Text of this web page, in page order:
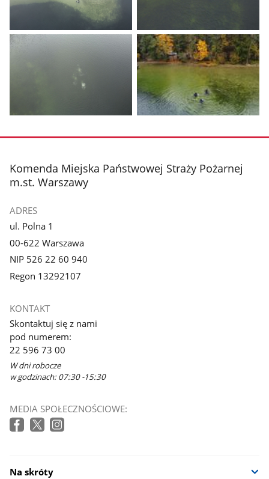
Pokaż
zdjęcie
Pokaż
zdjęcie
2
z
galerii.
zdjęcie
galerii.
zdjęcie
galerii.
stopka
Komenda Miejska Państwowej Straży Pożarnej
m.st. Warszawy
ADRES
ul. Polna 1
00-622 Warszawa
NIP 526 22 60 940
Regon 13292107
KONTAKT
Skontaktuj się z nami
pod numerem:
22 596 73 00
W dni robocze
w godzinach: 07:30 -15:30
MEDIA SPOŁECZNOŚCIOWE:
Na skróty